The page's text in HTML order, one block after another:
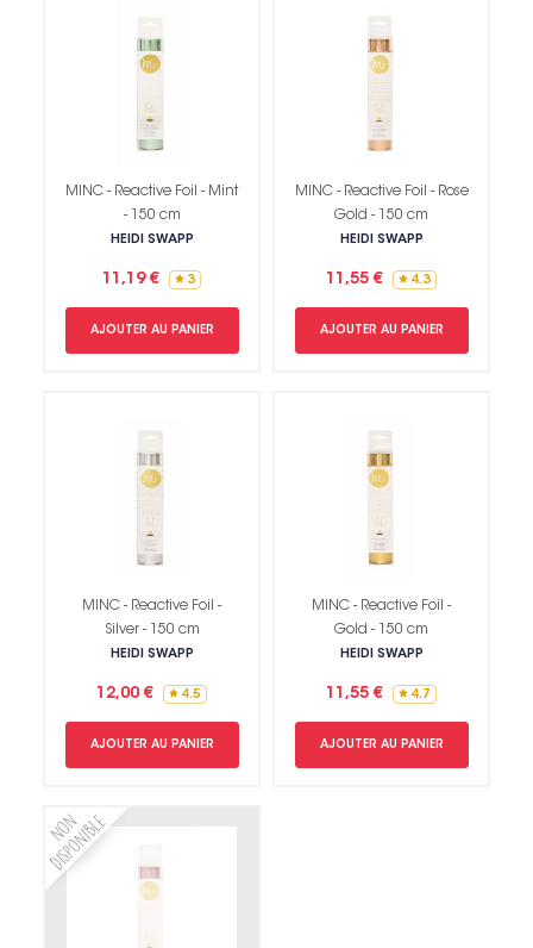
MINC - Reactive Foil - Mint
- 150 cm
HEIDI SWAPP
11,19 € 3
AJOUTER AU PANIER
MINC - Reactive Foil - Rose
Gold - 150 cm
HEIDI SWAPP
11,55 € 4.3
AJOUTER AU PANIER
MINC - Reactive Foil -
Silver - 150 cm
HEIDI SWAPP
12,00 € 4.5
AJOUTER AU PANIER
MINC - Reactive Foil -
Gold - 150 cm
HEIDI SWAPP
11,55 € 4.7
AJOUTER AU PANIER
Non merci !